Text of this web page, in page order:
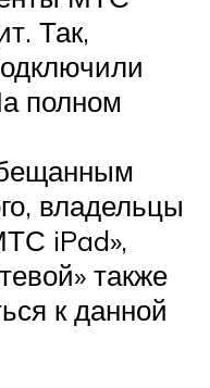
Так,
полном
владельцы
iPad»,
также
к данной